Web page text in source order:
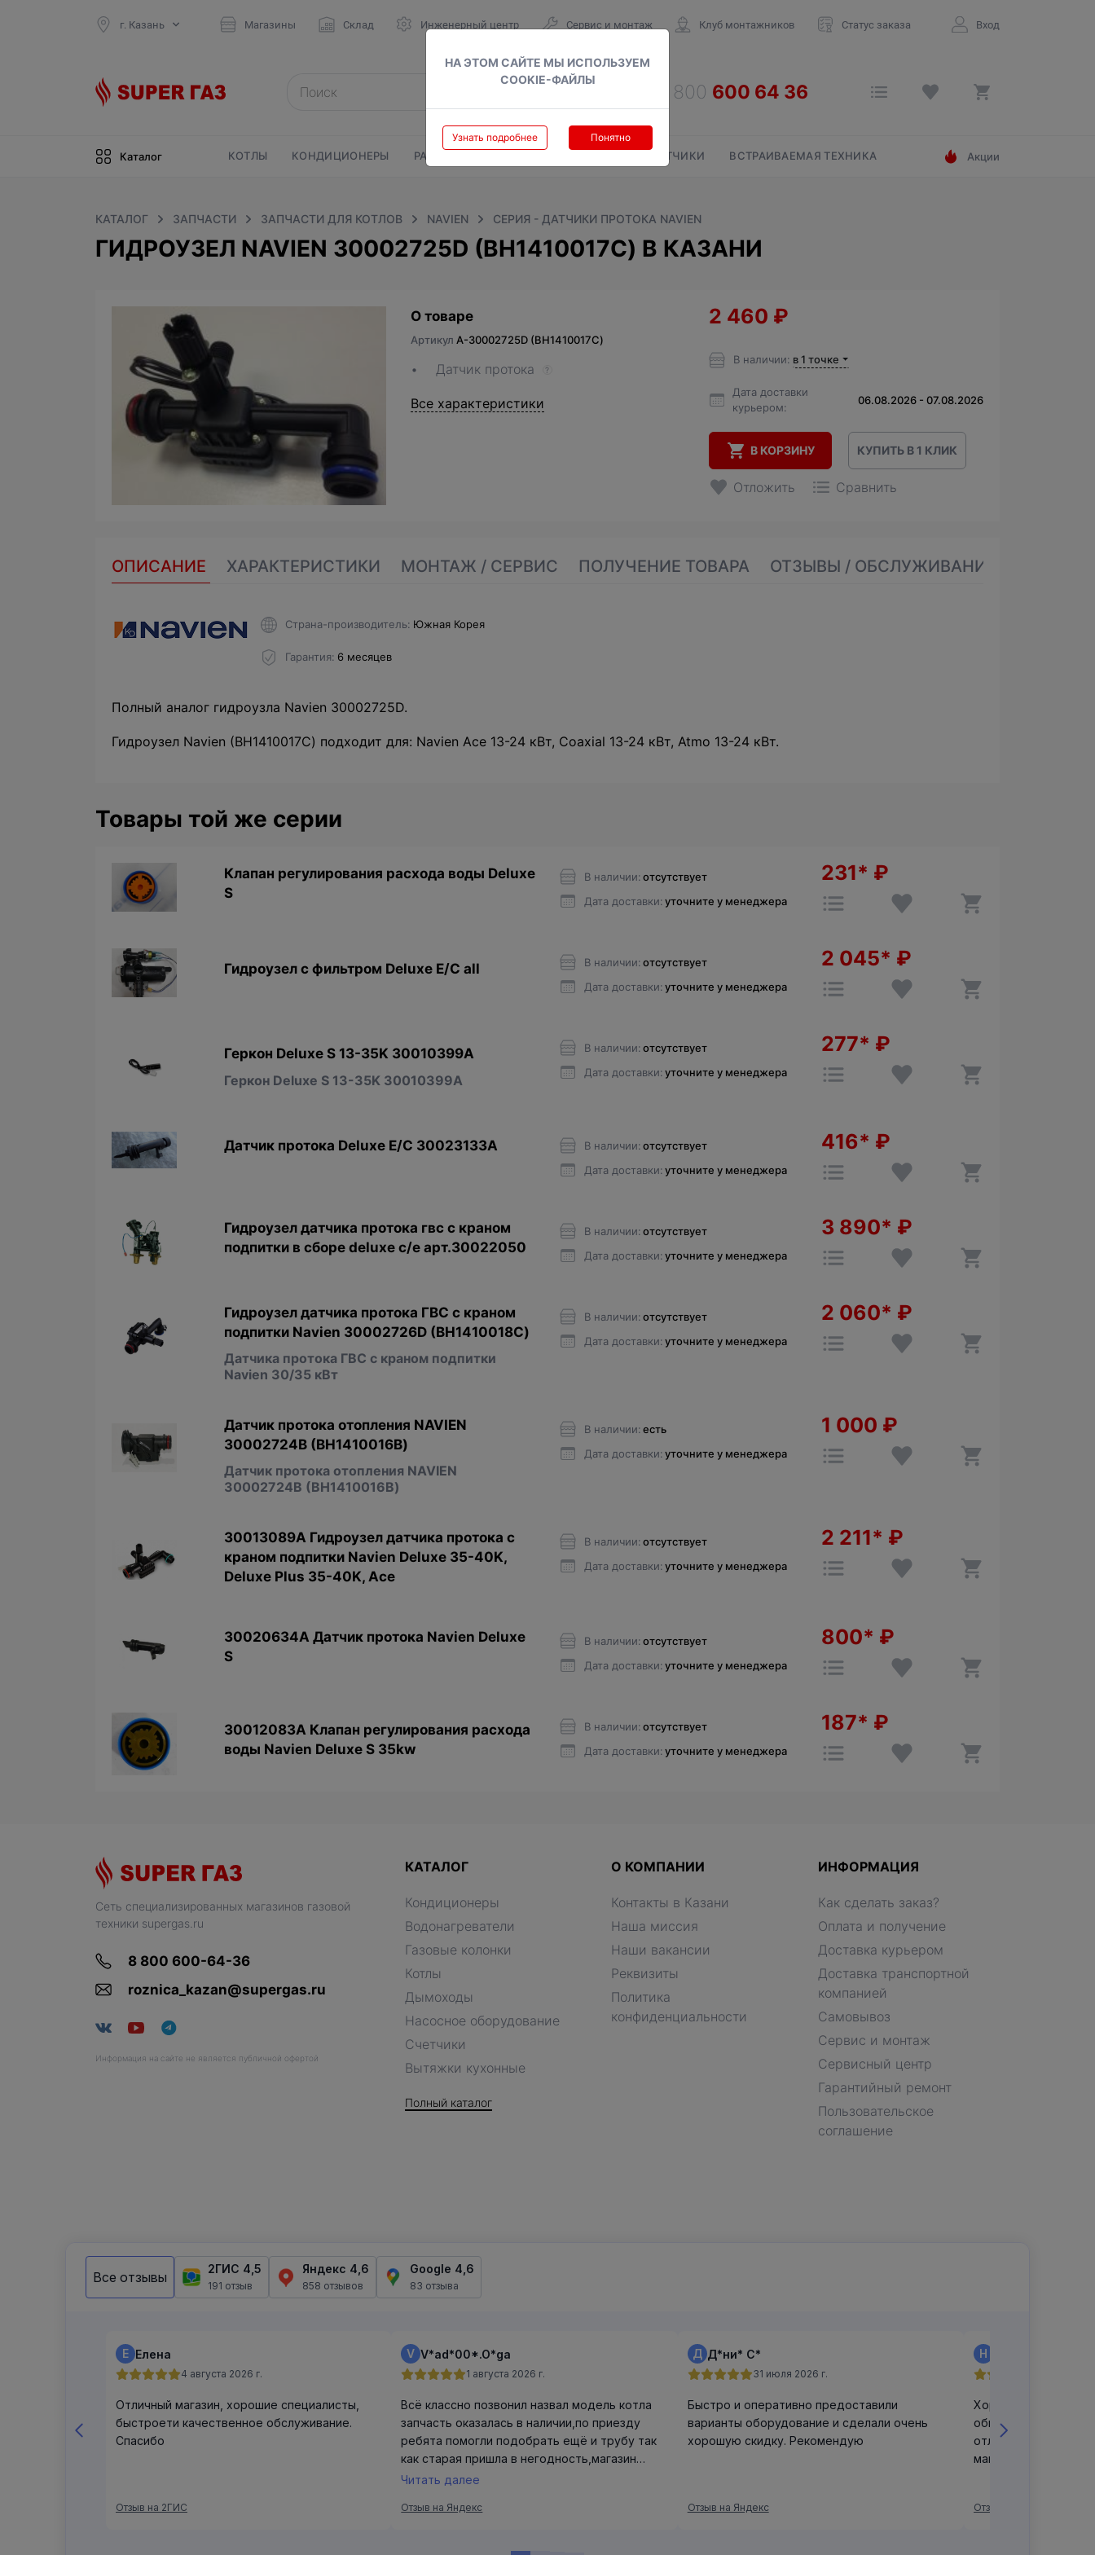
НА ЭТОМ САЙТЕ МЫ ИСПОЛЬЗУЕМ
COOKIE-ФАЙЛЫ
Узнать подробнее Понятно
г. Казань Магазины Склад Инженерный центр Сервис и монтаж Клуб монтажников Статус заказа Вход
Каталог КОТЛЫ КОНДИЦИОНЕРЫ РАДИАТОРЫ СЧЕТЧИКИ ВСТРАИВАЕМАЯ ТЕХНИКА Акции
КАТАЛОГ ЗАПЧАСТИ ЗАПЧАСТИ ДЛЯ КОТЛОВ NAVIEN СЕРИЯ - ДАТЧИКИ ПРОТОКА NAVIEN
ГИДРОУЗЕЛ NAVIEN 30002725D (BH1410017С) В КАЗАНИ
О товаре
Артикул A-30002725D (BH1410017С)
Датчик протока ?
Все характеристики
2 460 ₽
В наличии: в 1 точке
Дата доставки
курьером:
06.08.2026 - 07.08.2026
В КОРЗИНУ КУПИТЬ В 1 КЛИК
Отложить Сравнить
ОПИСАНИЕ ХАРАКТЕРИСТИКИ МОНТАЖ / СЕРВИС ПОЛУЧЕНИЕ ТОВАРА ОТЗЫВЫ / ОБСЛУЖИВАНИЕ
Страна-производитель Южная Корея
Гарантия 6 месяцев
Полный аналог гидроузла Navien 30002725D.
Гидроузел Navien (BH1410017С) подходит для: Navien Ace 13-24 кВт, Coaxial 13-24 кВт, Atmo 13-24 кВт.
Товары той же серии
Клапан регулирования расхода воды Deluxe
S
В наличии: отсутствует
Дата доставки: уточните у менеджера
231* ₽
Гидроузел с фильтром Deluxe E/C all В наличии: отсутствует
Дата доставки: уточните у менеджера
2 045* ₽
Геркон Deluxe S 13-35K 30010399A
Геркон Deluxe S 13-35K 30010399A
В наличии: отсутствует
Дата доставки: уточните у менеджера
277* ₽
Датчик протока Deluxe E/C 30023133A В наличии: отсутствует
Дата доставки: уточните у менеджера
416* ₽
Гидроузел датчика протока гвс с краном
подпитки в сборе deluxe c/e арт.30022050
В наличии: отсутствует
Дата доставки: уточните у менеджера
3 890* ₽
Гидроузел датчика протока ГВС с краном
подпитки Navien 30002726D (BH1410018С)
Датчика протока ГВС с краном подпитки
Navien 30/35 кВт
В наличии: отсутствует
Дата доставки: уточните у менеджера
2 060* ₽
Датчик протока отопления NAVIEN
30002724B (BH1410016В)
Датчик протока отопления NAVIEN
30002724B (BH1410016В)
В наличии: есть
Дата доставки: уточните у менеджера
1 000 ₽
30013089A Гидроузел датчика протока с
краном подпитки Navien Deluxe 35-40K,
Deluxe Plus 35-40K, Ace
В наличии: отсутствует
Дата доставки: уточните у менеджера
2 211* ₽
30020634A Датчик протока Navien Deluxe
S
В наличии: отсутствует
Дата доставки: уточните у менеджера
800* ₽
30012083A Клапан регулирования расхода
воды Navien Deluxe S 35kw
В наличии: отсутствует
Дата доставки: уточните у менеджера
187* ₽
Сеть специализированных магазинов газовой
техники supergas.ru
8 800 600-64-36
roznica_kazan@supergas.ru
Информация на сайте не является публичной офертой
КАТАЛОГ
Кондиционеры
Водонагреватели
Газовые колонки
Котлы
Дымоходы
Насосное оборудование
Счетчики
Вытяжки кухонные
Полный каталог
О КОМПАНИИ
Контакты в Казани
Наша миссия
Наши вакансии
Реквизиты
Политика
конфиденциальности
ИНФОРМАЦИЯ
Как сделать заказ?
Оплата и получение
Доставка курьером
Доставка транспортной
компанией
Самовывоз
Сервис и монтаж
Сервисный центр
Гарантийный ремонт
Пользовательское
соглашение